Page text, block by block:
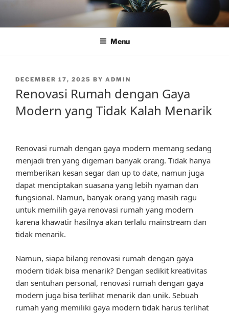
content
Menu
POSTED
DECEMBER 17, 2025 BY ADMIN
Renovasi Rumah dengan Gaya
Modern yang Tidak Kalah Menarik
Renovasi rumah dengan gaya modern memang sedang
menjadi tren yang digemari banyak orang. Tidak hanya
memberikan kesan segar dan up to date, namun juga
dapat menciptakan suasana yang lebih nyaman dan
fungsional. Namun, banyak orang yang masih ragu
untuk memilih gaya renovasi rumah yang modern
karena khawatir hasilnya akan terlalu mainstream dan
tidak menarik.
Namun, siapa bilang renovasi rumah dengan gaya
modern tidak bisa menarik? Dengan sedikit kreativitas
dan sentuhan personal, renovasi rumah dengan gaya
modern juga bisa terlihat menarik dan unik. Sebuah
rumah yang memiliki gaya modern tidak harus terlihat